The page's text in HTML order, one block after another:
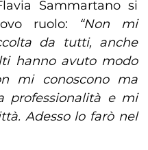
Sammartano si
ruolo: “Non mi
da tutti, anche
hanno avuto modo
mi conoscono ma
professionalità e mi
Adesso lo farò nel